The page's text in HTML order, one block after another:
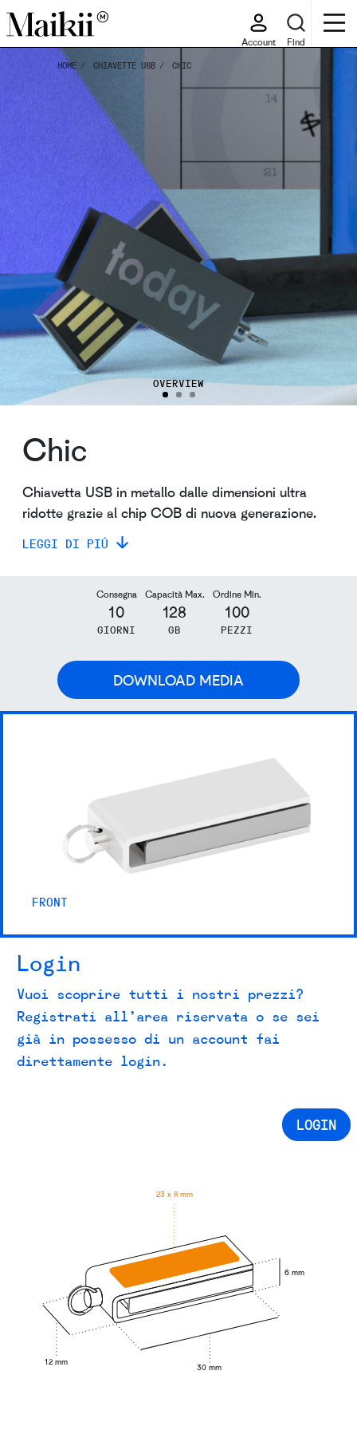
Account Find
Chic
Chiavetta USB in metallo dalle dimensioni ultra
ridotte grazie al chip COB di nuova generazione.
LEGGI DI PIÚ
HOME CHIAVETTE USB CHIC
OVERVIEW
Consegna
10
GIORNI
Capacità Max.
128
GB
Ordine Min.
100
PEZZI
DOWNLOAD MEDIA
FRONT
Login
Vuoi scoprire tutti i nostri prezzi?
Registrati all’area riservata o se sei
già in possesso di un account fai
direttamente login.
LOGIN
12 mm
30 mm
6 mm
23 x 8 mm